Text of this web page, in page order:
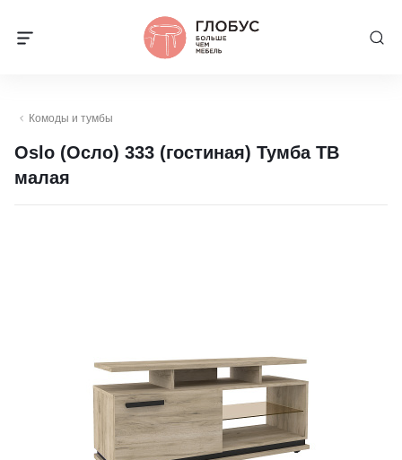
Комоды и тумбы
Oslo (Осло) 333 (гостиная) Тумба ТВ
малая